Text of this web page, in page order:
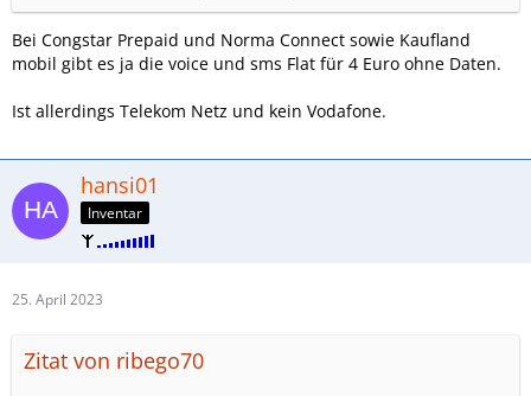
Bei Congstar Prepaid und Norma Connect sowie Kaufland
mobil gibt es ja die voice und sms Flat für 4 Euro ohne Daten.
Ist allerdings Telekom Netz und kein Vodafone.
hansi01
Inventar
25. April 2023
Zitat von ribego70